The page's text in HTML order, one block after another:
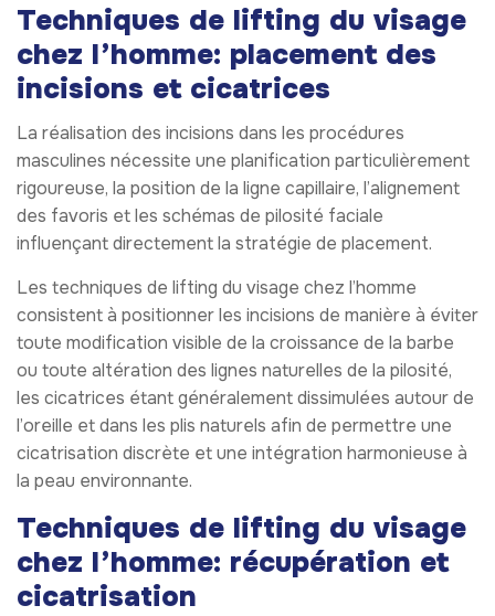
Techniques de lifting du visage
chez l’homme: placement des
incisions et cicatrices
La réalisation des incisions dans les procédures
masculines nécessite une planification particulièrement
rigoureuse, la position de la ligne capillaire, l’alignement
des favoris et les schémas de pilosité faciale
influençant directement la stratégie de placement.
Les techniques de lifting du visage chez l’homme
consistent à positionner les incisions de manière à éviter
toute modification visible de la croissance de la barbe
ou toute altération des lignes naturelles de la pilosité,
les cicatrices étant généralement dissimulées autour de
l’oreille et dans les plis naturels afin de permettre une
cicatrisation discrète et une intégration harmonieuse à
la peau environnante.
Techniques de lifting du visage
chez l’homme: récupération et
cicatrisation